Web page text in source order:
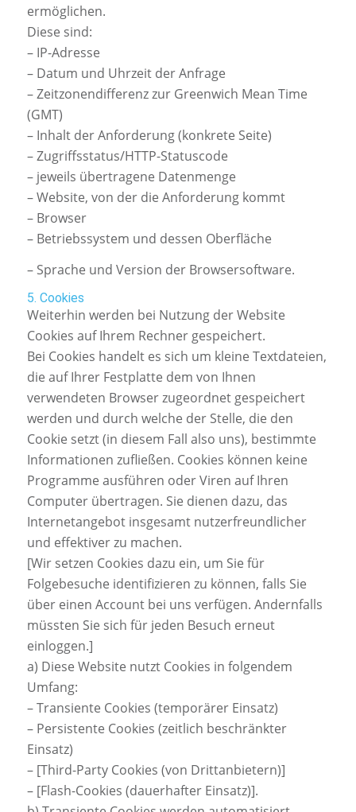
ermöglichen.
Diese sind:
– IP-Adresse
– Datum und Uhrzeit der Anfrage
– Zeitzonendifferenz zur Greenwich Mean Time
(GMT)
– Inhalt der Anforderung (konkrete Seite)
– Zugriffsstatus/HTTP-Statuscode
– jeweils übertragene Datenmenge
– Website, von der die Anforderung kommt
– Browser
– Betriebssystem und dessen Oberfläche
– Sprache und Version der Browsersoftware.
5. Cookies
Weiterhin werden bei Nutzung der Website
Cookies auf Ihrem Rechner gespeichert.
Bei Cookies handelt es sich um kleine Textdateien,
die auf Ihrer Festplatte dem von Ihnen
verwendeten Browser zugeordnet gespeichert
werden und durch welche der Stelle, die den
Cookie setzt (in diesem Fall also uns), bestimmte
Informationen zufließen. Cookies können keine
Programme ausführen oder Viren auf Ihren
Computer übertragen. Sie dienen dazu, das
Internetangebot insgesamt nutzerfreundlicher
und effektiver zu machen.
[Wir setzen Cookies dazu ein, um Sie für
Folgebesuche identifizieren zu können, falls Sie
über einen Account bei uns verfügen. Andernfalls
müssten Sie sich für jeden Besuch erneut
einloggen.]
a) Diese Website nutzt Cookies in folgendem
Umfang:
– Transiente Cookies (temporärer Einsatz)
– Persistente Cookies (zeitlich beschränkter
Einsatz)
– [Third-Party Cookies (von Drittanbietern)]
– [Flash-Cookies (dauerhafter Einsatz)].